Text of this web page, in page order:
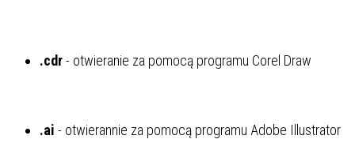
.cdr- otwieranie za pomocą programu Corel Draw
.ai - otwierannie za pomocą programu Adobe Illustrator